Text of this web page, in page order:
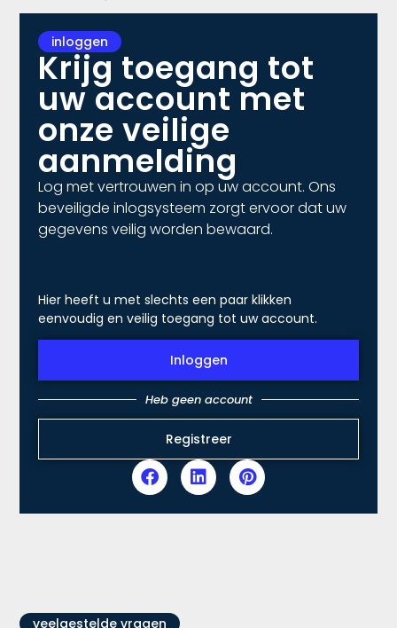
inloggen
Krijg toegang tot
uw account met
onze veilige
aanmelding
Log met vertrouwen in op uw account. Ons
beveiligde inlogsysteem zorgt ervoor dat uw
gegevens veilig worden bewaard.
Hier heeft u met slechts een paar klikken
eenvoudig en veilig toegang tot uw account.
Inloggen
Heb geen account
Registreer
veelgestelde vragen